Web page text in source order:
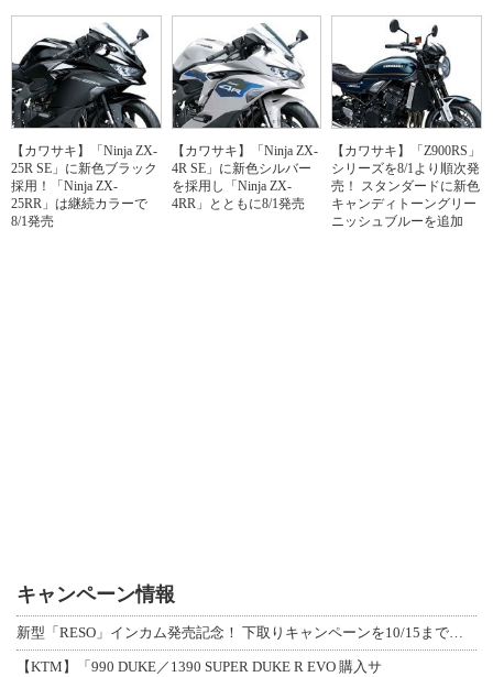
【カワサキ】「Ninja ZX-
25R SE」に新色ブラック
採用！「Ninja ZX-
25RR」は継続カラーで
8/1発売
【カワサキ】「Ninja ZX-
4R SE」に新色シルバー
を採用し「Ninja ZX-
4RR」とともに8/1発売
【カワサキ】「Z900RS」
シリーズを8/1より順次発
売！ スタンダードに新色
キャンディトーングリー
ニッシュブルーを追加
キャンペーン情報
新型「RESO」インカム発売記念！ 下取りキャンペーンを10/15まで延長して開
【KTM】「990 DUKE／1390 SUPER DUKE R EVO 購入サ